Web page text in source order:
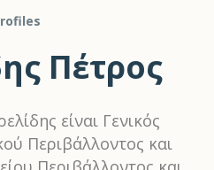
Πέτρος
είναι Γενικός
Περιβάλλοντος και